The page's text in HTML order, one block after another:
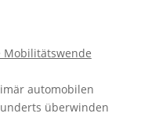
Mobilitätswende
automobilen
überwinden